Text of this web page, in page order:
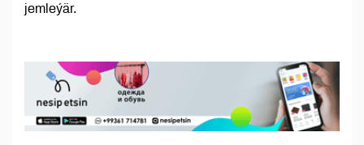
jemleýär.